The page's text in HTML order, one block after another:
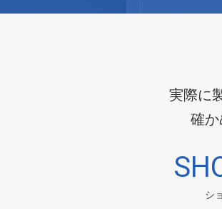
実際に
確
シ